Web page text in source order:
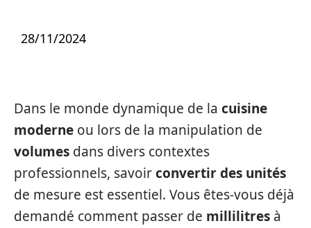
28/11/2024
Dans le monde dynamique de la cuisine
moderne ou lors de la manipulation de
volumes dans divers contextes
professionnels, savoirconvertir des unités
de mesure est essentiel. Vous êtes-vous déjà
demandé comment passer de millilitres à